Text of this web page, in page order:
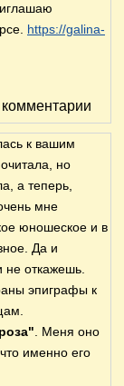
https://galina-
комментарии
к вашим
но
а теперь,
мне
юношеское и в
Да и
не откажешь.
эпиграфы к
. Меня оно
именно его